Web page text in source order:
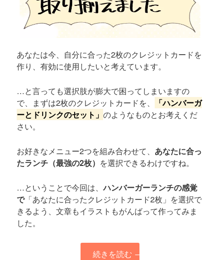
あなたは今、自分に合った2枚のクレジットカードを
作り、有効に使用したいと考えています。
…と言っても選択肢が膨大で困ってしまいますの
で、まずは2枚のクレジットカードを、
「ハンバーガ
ーとドリンクのセット」のようなものとお考えくだ
さい。
お好きなメニュー2つを組み合わせて、 あなたに合っ
たランチ（最強の2枚） を選択できるわけですね。
…ということで今回は、ハンバーガーランチの感覚
で「あなたに合ったクレジットカード2枚」を選択で
きるよう、文章もイラストもがんばって作ってみま
した。
続きを読む →